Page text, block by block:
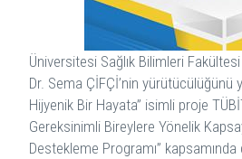
Üniversitesi Sağlık Bilimleri
Dr. Sema ÇİFÇİ’nin yürütücülüğünü
Hijyenik Bir Hayata” isimli proje
Gereksinimli Bireylere Yönelik
Destekleme Programı”